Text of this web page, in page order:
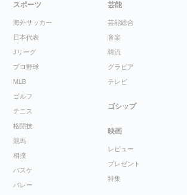
スポーツ
海外サッカー
日本代表
Jリーグ
プロ野球
MLB
ゴルフ
テニス
格闘技
競馬
相撲
バスケ
バレー
芸能
芸能総合
音楽
韓流
グラビア
テレビ
ゴシップ
映画
レビュー
プレゼント
特集